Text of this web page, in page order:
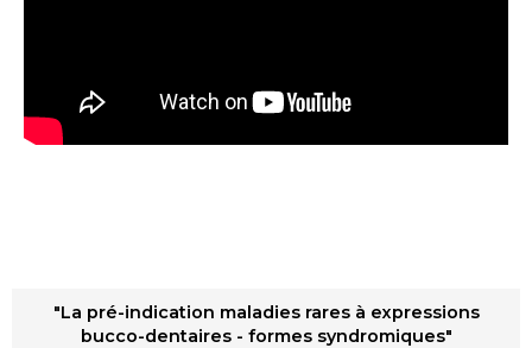
"La pré-indication maladies rares à expressions
bucco-dentaires - formes syndromiques"